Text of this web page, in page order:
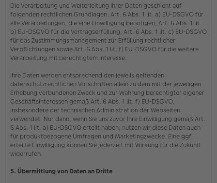
Die Verarbeitung und Weiterleitung Ihrer Daten geschieht auf
folgenden rechtlichen Grundlagen: Art. 6 Abs. 1 lit. a) EU-DSGVO für
alle Verarbeitungen, die eine Einwilligung benötigen, Art. 6 Abs. 1 lit.
b) EU-DSGVO für die Vertragserfüllung, Art. 6 Abs. 1 lit. c) EU-DSGVO
für das Zustimmungsmanagement zur Erfüllung rechtlicher
Verpflichtungen sowie Art. 6 Abs. 1 lit. f) EU-DSGVO für die weitere
Verarbeitung mit berechtigtem Interesse.
Ihre Daten werden entsprechend den jeweils geltenden
datenschutzrechtlichen Vorschriften allein zu dem mit der jeweiligen
Erhebung verbundenen Zweck und zur Wahrung berechtigter eigener
Geschäftsinteressen gemäß Art. 6 Abs. 1 lit. f) EU-DSGVO,
insbesondere der technischen Administration der Webseiten
verwendet. Nur dann, wenn Sie uns zuvor Ihre Einwilligung gemäß Art.
6 Abs. 1 lit. a) EU-DSGVO erteilt haben, nutzen wir diese Daten auch
für produktbezogene Umfragen und Marketingzwecke. Eine ggf.
erteilte Einwilligung können Sie jederzeit mit Wirkung für die Zukunft
widerrufen.
5. Übermittlung von Daten an Dritte